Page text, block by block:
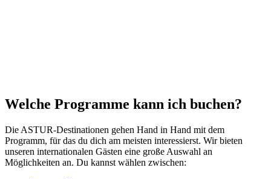
Welche Programme kann ich buchen?
Die ASTUR-Destinationen gehen Hand in Hand mit dem
Programm, für das du dich am meisten interessierst. Wir bieten
unseren internationalen Gästen eine große Auswahl an
Möglichkeiten an. Du kannst wählen zwischen: